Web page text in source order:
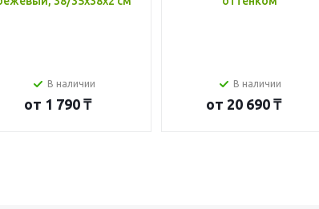
В наличии
от 1 790 ₸
В наличии
от 20 690 ₸